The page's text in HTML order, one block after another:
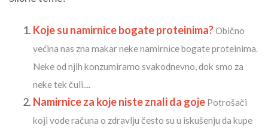
Koje su namirnice bogate proteinima?Obično
većina nas zna makar neke namirnice bogate proteinima.
Neke od njih konzumiramo svakodnevno, dok smo za
neke tek čuli....
Namirnice za koje niste znali da goje Potrošači
koji vode računa o zdravlju često su u iskušenju da kupe